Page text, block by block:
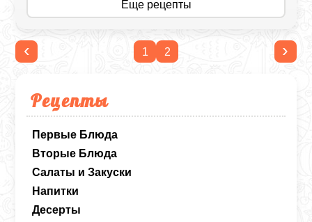
Рецепты
Первые Блюда
Вторые Блюда
Салаты и Закуски
Напитки
Десерты
Еще рецепты
‹ 1 2 ›